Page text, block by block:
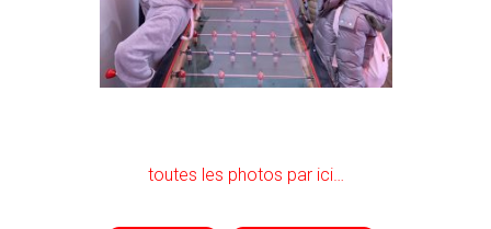
toutes les photos par ici…